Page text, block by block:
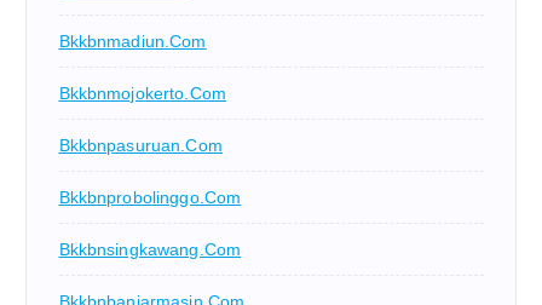
Bkkbnmadiun.com
Bkkbnmojokerto.com
Bkkbnpasuruan.com
Bkkbnprobolinggo.com
Bkkbnsingkawang.com
Bkkbnbanjarmasin.com